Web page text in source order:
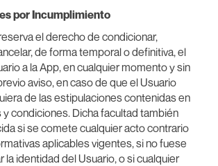
por Incumplimiento
el derecho de condicionar,
de forma temporal o definitiva, el
a la App, en cualquier momento y sin
aviso, en caso de que el Usuario
de las estipulaciones contenidas en
condiciones. Dicha facultad también
si se comete cualquier acto contrario
aplicables vigentes, si no fuese
la identidad del Usuario, o si cualquier